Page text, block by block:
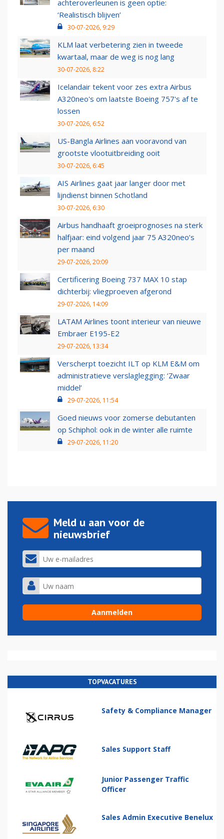
achteroverleunen is geen optie:
‘Realistisch blijven’
30-07-2026, 9:29
KLM laat verbetering zien in tweede
kwartaal, maar de weg is nog lang
30-07-2026, 8:22
Icelandair tekent voor zes extra Airbus
A320neo's om laatste Boeing 757's af te
lossen
30-07-2026, 6:52
US-Bangla Airlines aan vooravond van
grootste vlootuitbreiding ooit
30-07-2026, 6:45
AIS Airlines gaat jaar langer door met
lijndienst binnen Schotland
30-07-2026, 6:30
Airbus handhaaft groeiprognoses na sterk
halfjaar: eind volgend jaar 75 A320neo’s
per maand
29-07-2026, 20:09
Certificering Boeing 737 MAX 10 stap
dichterbij: vliegproeven afgerond
29-07-2026, 14:09
LATAM Airlines toont interieur van nieuwe
Embraer E195-E2
29-07-2026, 13:34
Verscherpt toezicht ILT op KLM E&M om
administratieve verslaglegging: ‘Zwaar
middel’
29-07-2026, 11:54
Goed nieuws voor zomerse debutanten
op Schiphol: ook in de winter alle ruimte
29-07-2026, 11:20
Meld u aan voor de
nieuwsbrief
TOPVACATURES
Safety & Compliance Manager
Sales Support Staff
Junior Passenger Traffic
Officer
Sales Admin Executive Benelux